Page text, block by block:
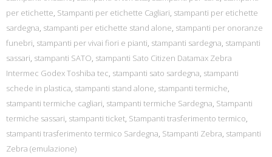
per etichette, Stampanti per etichette Cagliari, stampanti per etichette
sardegna, stampanti per etichette stand alone, stampanti per onoranze
funebri, stampanti per vivai fiori e pianti, stampanti sardegna, stampanti
sassari, stampanti SATO, stampanti Sato Citizen Datamax Zebra
Intermec Godex Toshiba tec, stampanti sato sardegna, stampanti
schede in plastica, stampanti stand alone, stampanti termiche,
stampanti termiche cagliari, stampanti termiche Sardegna, Stampanti
termiche sassari, stampanti ticket, Stampanti trasferimento termico,
stampanti trasferimento termico Sardegna, Stampanti Zebra, stampanti
Zebra (emulazione)